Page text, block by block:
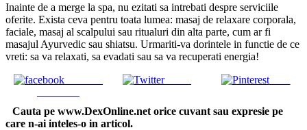
Inainte de a merge la spa, nu ezitati sa intrebati despre serviciile
oferite. Exista ceva pentru toata lumea: masaj de relaxare corporala,
faciale, masaj al scalpului sau ritualuri din alta parte, cum ar fi
masajul Ayurvedic sau shiatsu. Urmariti-va dorintele in functie de ce
vreti: sa va relaxati, sa evadati sau sa va recuperati energia!
Tweet Save
Cauta pe www.DexOnline.net orice cuvant sau expresie pe
care n-ai inteles-o in articol.